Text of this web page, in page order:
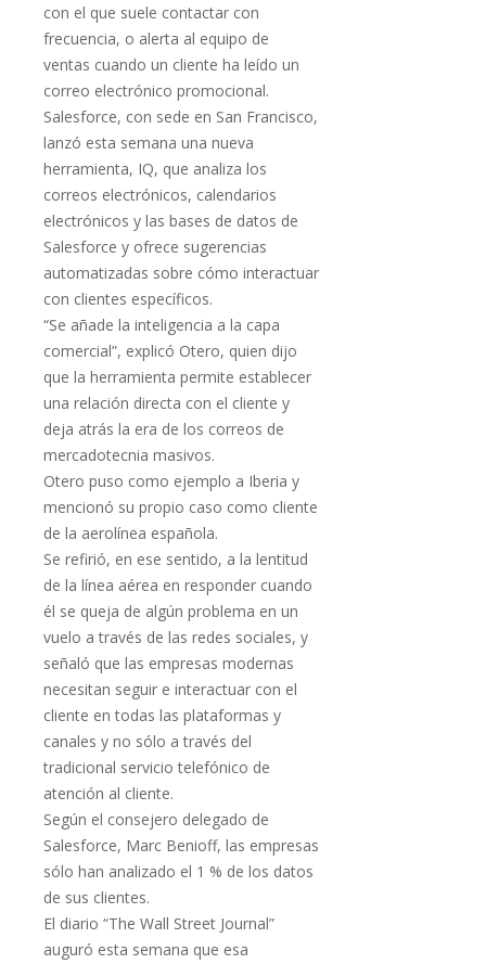
con el que suele contactar con
frecuencia, o alerta al equipo de
ventas cuando un cliente ha leído un
correo electrónico promocional.
Salesforce, con sede en San Francisco,
lanzó esta semana una nueva
herramienta, IQ, que analiza los
correos electrónicos, calendarios
electrónicos y las bases de datos de
Salesforce y ofrece sugerencias
automatizadas sobre cómo interactuar
con clientes específicos.
“Se añade la inteligencia a la capa
comercial”, explicó Otero, quien dijo
que la herramienta permite establecer
una relación directa con el cliente y
deja atrás la era de los correos de
mercadotecnia masivos.
Otero puso como ejemplo a Iberia y
mencionó su propio caso como cliente
de la aerolínea española.
Se refirió, en ese sentido, a la lentitud
de la línea aérea en responder cuando
él se queja de algún problema en un
vuelo a través de las redes sociales, y
señaló que las empresas modernas
necesitan seguir e interactuar con el
cliente en todas las plataformas y
canales y no sólo a través del
tradicional servicio telefónico de
atención al cliente.
Según el consejero delegado de
Salesforce, Marc Benioff, las empresas
sólo han analizado el 1 % de los datos
de sus clientes.
El diario “The Wall Street Journal”
auguró esta semana que esa